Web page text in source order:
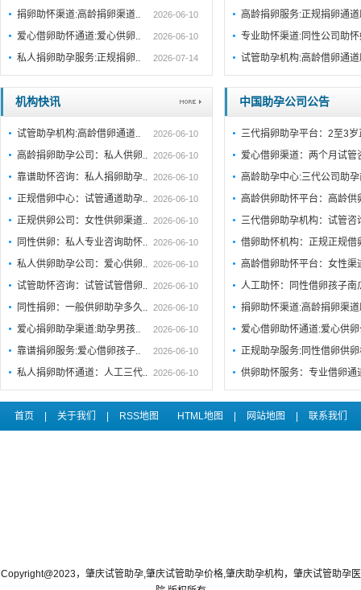
捐卵助怀渠道:高龄捐卵渠道.. 2026-06-10
爱心借卵助怀通道:爱心供卵.. 2026-06-10
私人捐卵助孕服务:正规捐卵.. 2026-07-14
高龄捐卵服务:正规捐卵通
专业助怀渠道:同性公司助
试管助孕机构:高龄借卵通
机构快讯
试管助孕机构:高龄借卵通道.. 2026-06-10
高龄捐卵助孕公司：私人供卵.. 2026-06-10
靠谱助怀咨询：私人捐卵助孕.. 2026-06-10
正规借卵中心：试管通道助孕.. 2026-06-10
正规供卵公司：女性供卵渠道.. 2026-06-10
同性供卵：私人专业咨询助怀.. 2026-06-10
私人供卵助孕公司：爱心供卵.. 2026-06-10
试管助怀咨询：试管试管借卵.. 2026-06-10
同性捐卵：一般供卵助孕多久.. 2026-06-10
爱心捐卵助孕渠道:助孕男孩.. 2026-06-10
靠谱捐卵服务:爱心借卵孩子.. 2026-06-10
私人捐卵助怀通道：人工三代.. 2026-06-10
中国助孕公司公告
三代捐卵助孕平台：2至3
爱心借卵渠道：两个月试
高龄助孕中心:三代公司助
高龄供卵助怀平台：高龄
三代借卵助孕机构：试管
借卵助怀机构：正规正规
高龄借卵助怀平台：女性
人工助怀：同性借卵孩子南
捐卵助怀渠道:高龄捐卵渠
爱心借卵助怀通道:爱心供
正规助孕服务:同性借卵供
供卵助怀服务：专业借卵
首页 关于我们 RSS地图 HTML地图 网站地图 联系我们
Copyright@2023，肇庆试管助孕,肇庆试管助孕价格,肇庆助孕机构，肇庆试管助孕医